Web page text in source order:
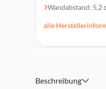
Wandabstand: 5,2
alle
Beschreibung